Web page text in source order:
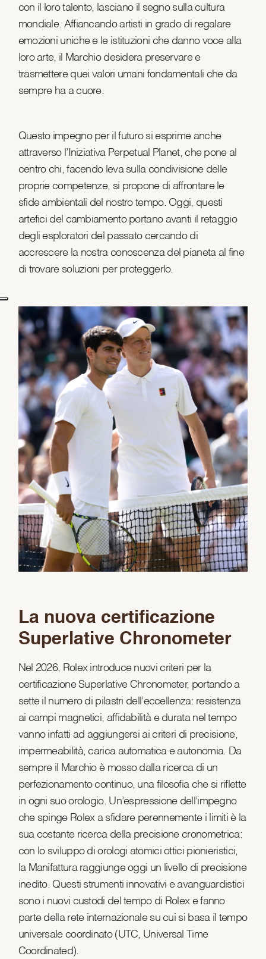
con il loro talento, lasciano il segno sulla cultura
mondiale. Affiancando artisti in grado di regalare
emozioni uniche e le istituzioni che danno voce alla
loro arte, il Marchio desidera preservare e
trasmettere quei valori umani fondamentali che da
sempre ha a cuore.
Questo impegno per il futuro si esprime anche
attraverso l’Iniziativa Perpetual Planet, che pone al
centro chi, facendo leva sulla condivisione delle
proprie competenze, si propone di affrontare le
sfide ambientali del nostro tempo. Oggi, questi
artefici del cambiamento portano avanti il retaggio
degli esploratori del passato cercando di
accrescere la nostra conoscenza del pianeta al fine
di trovare soluzioni per proteggerlo.
La nuova certificazione
Superlative Chronometer
Nel 2026, Rolex introduce nuovi criteri per la
certificazione Superlative Chronometer, portando a
sette il numero di pilastri dell’eccellenza: resistenza
ai campi magnetici, affidabilità e durata nel tempo
vanno infatti ad aggiungersi ai criteri di precisione,
impermeabilità, carica automatica e autonomia. Da
sempre il Marchio è mosso dalla ricerca di un
perfezionamento continuo, una filosofia che si riflette
in ogni suo orologio. Un’espressione dell’impegno
che spinge Rolex a sfidare perennemente i limiti è la
sua costante ricerca della precisione cronometrica:
con lo sviluppo di orologi atomici ottici pionieristici,
la Manifattura raggiunge oggi un livello di precisione
inedito. Questi strumenti innovativi e avanguardistici
sono i nuovi custodi del tempo di Rolex e fanno
parte della rete internazionale su cui si basa il tempo
universale coordinato (UTC, Universal Time
Coordinated).